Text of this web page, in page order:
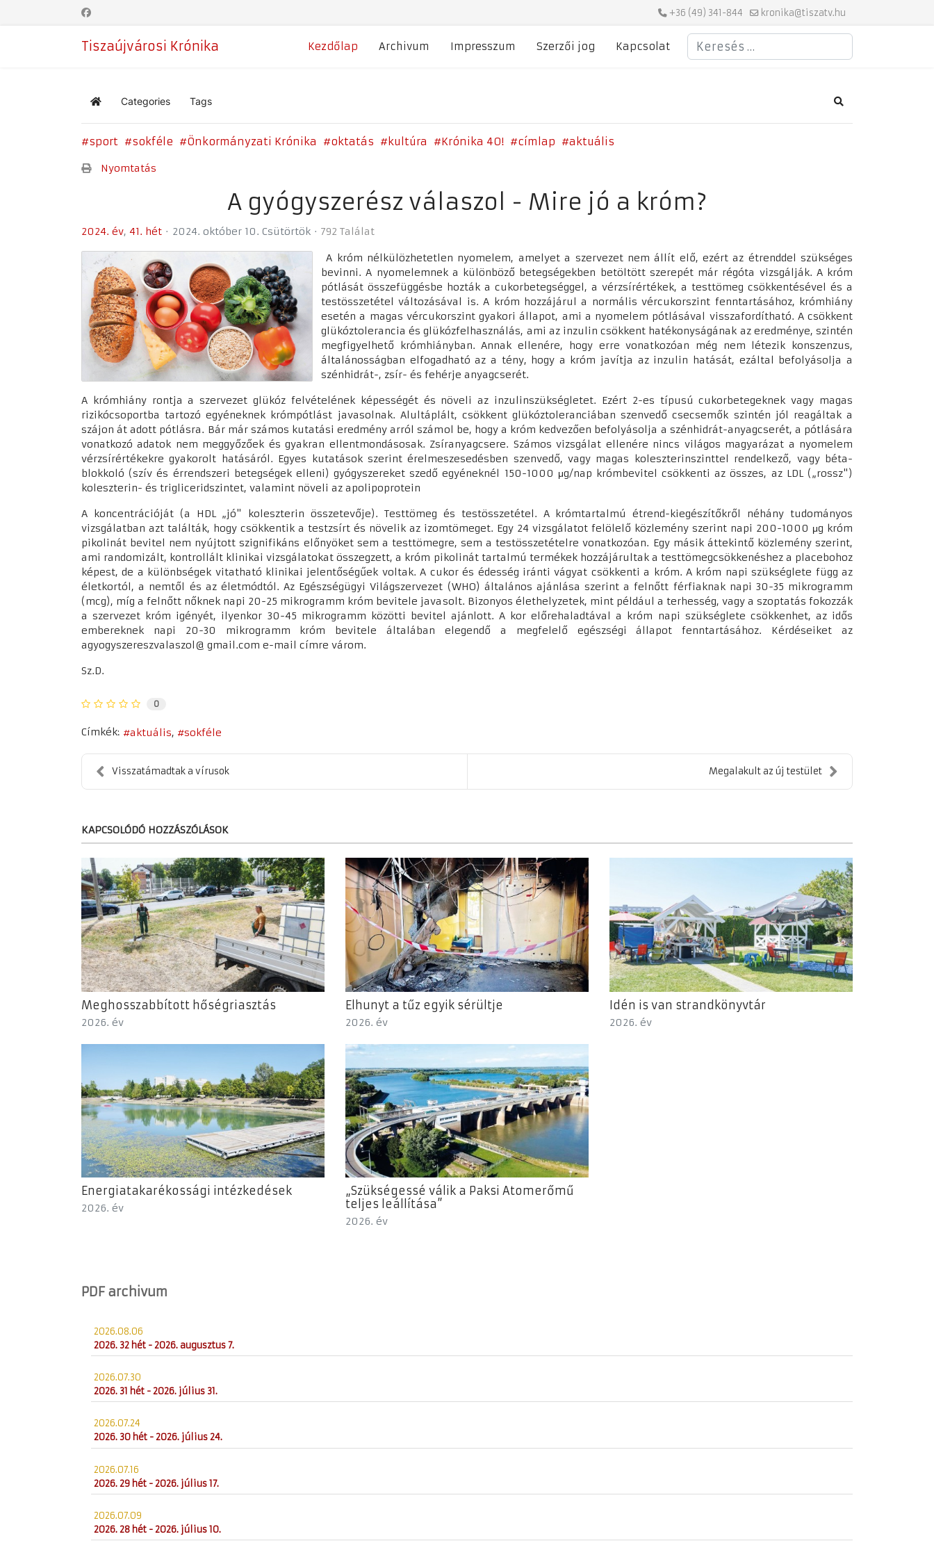
+36 (49) 341-844 kronika@tiszatv.hu
Tiszaújvárosi Krónika Kezdőlap Archivum Impresszum Szerzői jog Kapcsolat
Keresés
Home Categories Tags Search
sport sokféle Önkormányzati Krónika oktatás kultúra Krónika 40! címlap aktuális
Nyomtatás
A gyógyszerész válaszol - Mire jó a króm?
2024. év 41. hét 2024. október 10. Csütörtök 792 Találat
A króm nélkülözhetetlen nyomelem, amelyet a szervezet nem állít elő, ezért az étrenddel szükséges
bevinni. A nyomelemnek a különböző betegségekben betöltött szerepét már régóta vizsgálják. A króm
pótlását összefüggésbe hozták a cukorbetegséggel, a vérzsírértékek, a testtömeg csökkentésével és a
testösszetétel változásával is. A króm hozzájárul a normális vércukorszint fenntartásához, krómhiány
esetén a magas vércukorszint gyakori állapot, ami a nyomelem pótlásával visszafordítható. A csökkent
glükóztolerancia és glükózfelhasználás, ami az inzulin csökkent hatékonyságának az eredménye, szintén
megfigyelhető krómhiányban. Annak ellenére, hogy erre vonatkozóan még nem létezik konszenzus,
általánosságban elfogadható az a tény, hogy a króm javítja az inzulin hatását, ezáltal befolyásolja a
szénhidrát-, zsír- és fehérje anyagcserét.
A krómhiány rontja a szervezet glükóz felvételének képességét és növeli az inzulinszükségletet. Ezért 2-es típusú cukorbetegeknek vagy magas
rizikócsoportba tartozó egyéneknek krómpótlást javasolnak. Alultáplált, csökkent glükóztoleranciában szenvedő csecsemők szintén jól reagáltak a
szájon át adott pótlásra. Bár már számos kutatási eredmény arról számol be, hogy a króm kedvezően befolyásolja a szénhidrát-anyagcserét, a pótlására
vonatkozó adatok nem meggyőzőek és gyakran ellentmondásosak. Zsíranyagcsere. Számos vizsgálat ellenére nincs világos magyarázat a nyomelem
vérzsírértékekre gyakorolt hatásáról. Egyes kutatások szerint érelmeszesedésben szenvedő, vagy magas koleszterinszinttel rendelkező, vagy béta-
blokkoló (szív és érrendszeri betegségek elleni) gyógyszereket szedő egyéneknél 150-1000 μg/nap krómbevitel csökkenti az összes, az LDL („rossz")
koleszterin- és trigliceridszintet, valamint növeli az apolipoprotein
A koncentrációját (a HDL „jó" koleszterin összetevője). Testtömeg és testösszetétel. A krómtartalmú étrend-kiegészítőkről néhány tudományos
vizsgálatban azt találták, hogy csökkentik a testzsírt és növelik az izomtömeget. Egy 24 vizsgálatot felölelő közlemény szerint napi 200-1000 μg króm
pikolinát bevitel nem nyújtott szignifikáns előnyöket sem a testtömegre, sem a testösszetételre vonatkozóan. Egy másik áttekintő közlemény szerint,
ami randomizált, kontrollált klinikai vizsgálatokat összegzett, a króm pikolinát tartalmú termékek hozzájárultak a testtömegcsökkenéshez a placebohoz
képest, de a különbségek vitatható klinikai jelentőségűek voltak. A cukor és édesség iránti vágyat csökkenti a króm. A króm napi szükséglete függ az
életkortól, a nemtől és az életmódtól. Az Egészségügyi Világszervezet (WHO) általános ajánlása szerint a felnőtt férfiaknak napi 30-35 mikrogramm
(mcg), míg a felnőtt nőknek napi 20-25 mikrogramm króm bevitele javasolt. Bizonyos élethelyzetek, mint például a terhesség, vagy a szoptatás fokozzák
a szervezet króm igényét, ilyenkor 30-45 mikrogramm közötti bevitel ajánlott. A kor előrehaladtával a króm napi szükséglete csökkenhet, az idős
embereknek napi 20-30 mikrogramm króm bevitele általában elegendő a megfelelő egészségi állapot fenntartásához. Kérdéseiket az
agyogyszereszvalaszol@ gmail.com e-mail címre várom.
Sz.D.
0
Címkék: aktuális sokféle
Visszatámadtak a vírusok Megalakult az új testület
KAPCSOLÓDÓ HOZZÁSZÓLÁSOK
Meghosszabbított hőségriasztás
2026. év
Elhunyt a tűz egyik sérültje
2026. év
Idén is van strandkönyvtár
2026. év
Energiatakarékossági intézkedések
2026. év
„Szükségessé válik a Paksi Atomerőmű
teljes leállítása”
2026. év
PDF archivum
2026.08.06
2026. 32 hét - 2026. augusztus 7.
2026.07.30
2026. 31 hét - 2026. július 31.
2026.07.24
2026. 30 hét - 2026. július 24.
2026.07.16
2026. 29 hét - 2026. július 17.
2026.07.09
2026. 28 hét - 2026. július 10.